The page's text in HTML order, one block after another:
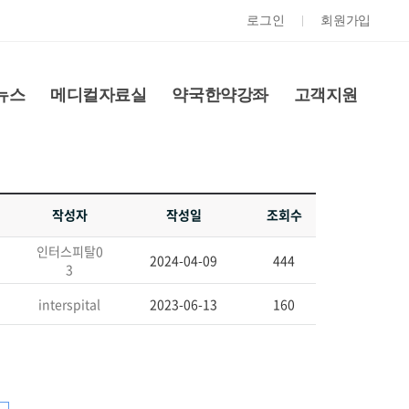
로그인 회원가입
스 메디컬자료실 약국한약강좌 고객지원
작성자 작성일 조회수
인터스피탈0
3
2024-04-09 444
interspital 2023-06-13 160